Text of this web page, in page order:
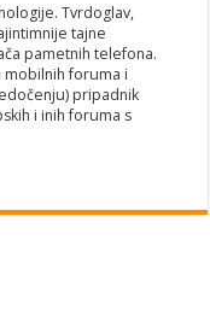
Tvrdoglav,
tajne
pametnih telefona.
mobilnih foruma i
pripadnik
i inih foruma s